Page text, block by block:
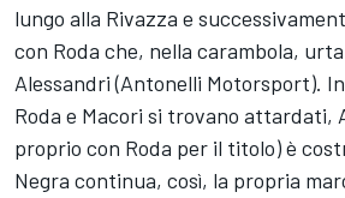
lungo alla Rivazza e
con Roda che, nella carambola,
Alessandri (Antonelli Motorsport).
Roda e Macori si trovano attardati,
proprio con Roda per il titolo) è
Negra continua, così, la propria